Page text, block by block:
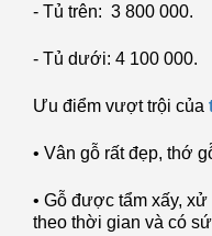
- Tủ trên: 3 800 000.
- Tủ dưới: 4 100 000.
Ưu điểm vượt trội của
• Vân gỗ rất đẹp, thớ
• Gỗ được tẩm xấy,
theo thời gian và có